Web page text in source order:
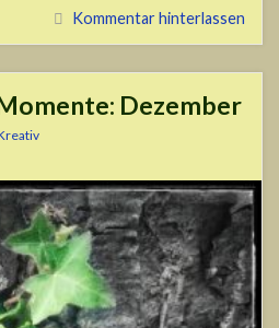
Kommentar hinterlassen
Dezember